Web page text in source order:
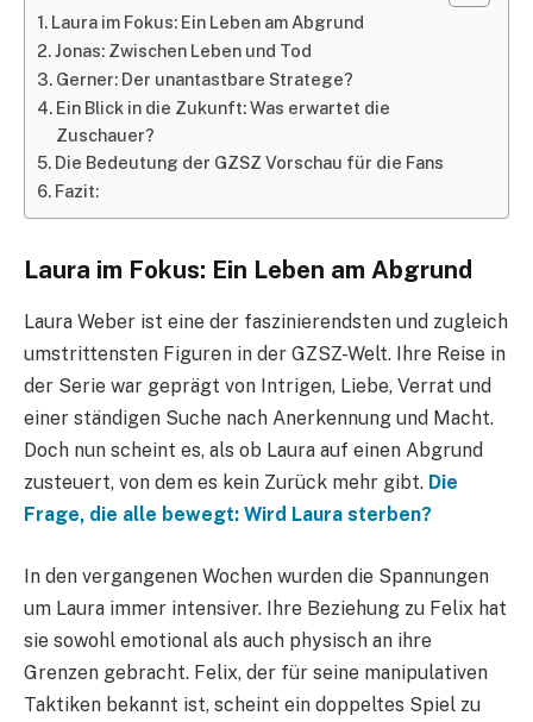
Laura im Fokus: Ein Leben am Abgrund
Jonas: Zwischen Leben und Tod
Gerner: Der unantastbare Stratege?
Ein Blick in die Zukunft: Was erwartet die
Zuschauer?
Die Bedeutung der GZSZ Vorschau für die Fans
Fazit:
Laura im Fokus: Ein Leben am Abgrund
Laura Weber ist eine der faszinierendsten und zugleich
umstrittensten Figuren in der GZSZ-Welt. Ihre Reise in
der Serie war geprägt von Intrigen, Liebe, Verrat und
einer ständigen Suche nach Anerkennung und Macht.
Doch nun scheint es, als ob Laura auf einen Abgrund
zusteuert, von dem es kein Zurück mehr gibt. Die
Frage, die alle bewegt: Wird Laura sterben?
In den vergangenen Wochen wurden die Spannungen
um Laura immer intensiver. Ihre Beziehung zu Felix hat
sie sowohl emotional als auch physisch an ihre
Grenzen gebracht. Felix, der für seine manipulativen
Taktiken bekannt ist, scheint ein doppeltes Spiel zu